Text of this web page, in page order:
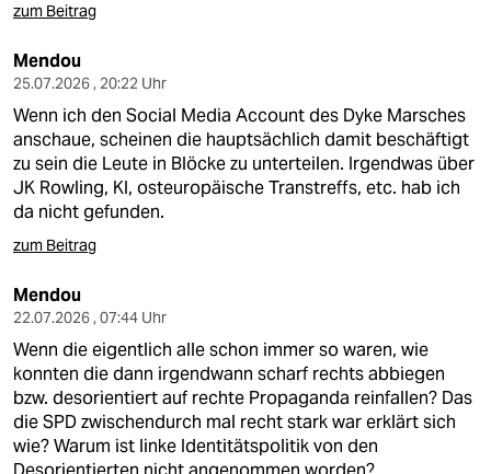
zum Beitrag
Mendou
25.07.2026 , 20:22 Uhr
Wenn ich den Social Media Account des Dyke Marsches
anschaue, scheinen die hauptsächlich damit beschäftigt
zu sein die Leute in Blöcke zu unterteilen. Irgendwas über
JK Rowling, KI, osteuropäische Transtreffs, etc. hab ich
da nicht gefunden.
zum Beitrag
Mendou
22.07.2026 , 07:44 Uhr
Wenn die eigentlich alle schon immer so waren, wie
konnten die dann irgendwann scharf rechts abbiegen
bzw. desorientiert auf rechte Propaganda reinfallen? Das
die SPD zwischendurch mal recht stark war erklärt sich
wie? Warum ist linke Identitätspolitik von den